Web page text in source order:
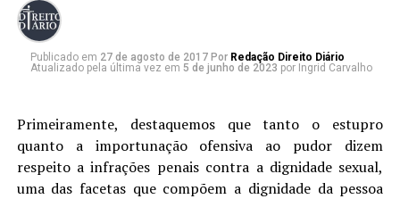
Publicado em 27 de agosto de 2017Por Redação Direito Diário
Atualizado pela última vez em 5 de junho de 2023 por Ingrid Carvalho
Primeiramente, destaquemos que tanto o estupro
quanto a importunação ofensiva ao pudor dizem
respeito a infrações penais contra a dignidade sexual,
uma das facetas que compõem a dignidade da pessoa